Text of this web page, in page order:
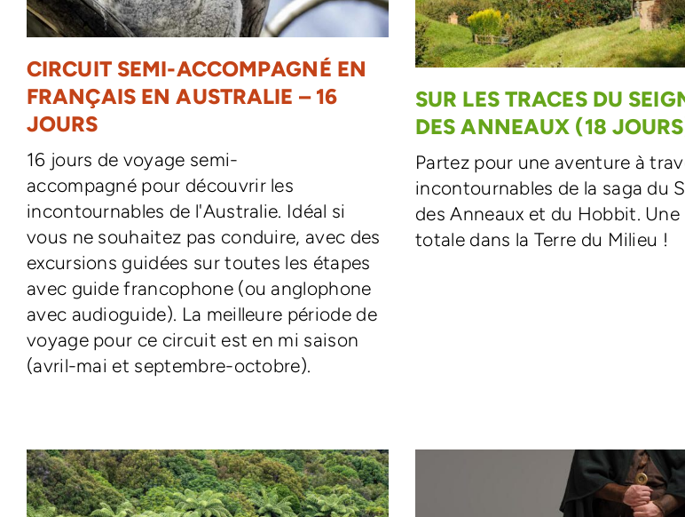
CIRCUIT SEMI-ACCOMPAGNÉ EN
FRANÇAIS EN AUSTRALIE – 16
JOURS
16 jours de voyage semi-
accompagné pour découvrir les
incontournables de l'Australie. Idéal si
vous ne souhaitez pas conduire, avec des
excursions guidées sur toutes les étapes
avec guide francophone (ou anglophone
avec audioguide). La meilleure période de
voyage pour ce circuit est en mi saison
(avril-mai et septembre-octobre).
SUR LES TRACES DU
DES ANNEAUX (18
Partez pour une aventure à
incontournables de la saga du
des Anneaux et du Hobbit.
totale dans la Terre du Milieu !